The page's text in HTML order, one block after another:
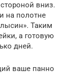
вниз.
на полотне
Таким
а готовую
дней.
ваше панно